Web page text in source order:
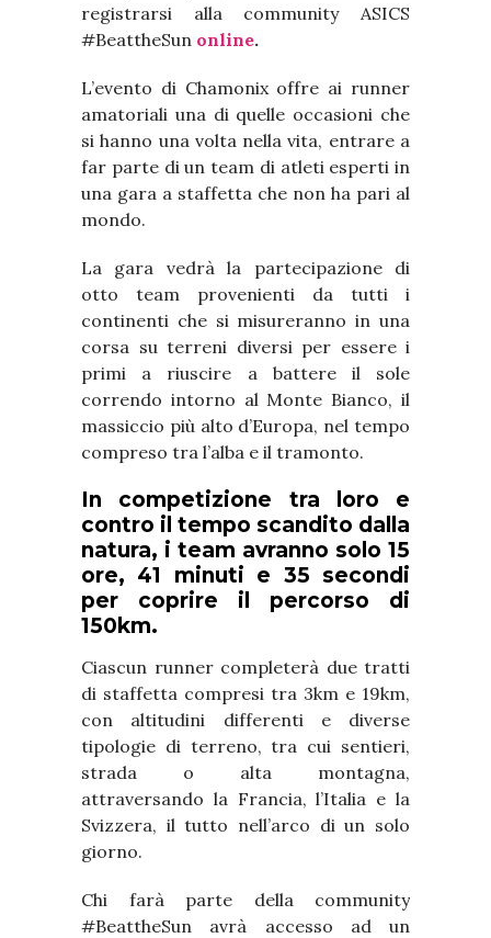
registrarsi alla community ASICS
#BeattheSun online.
L’evento di Chamonix offre ai runner
amatoriali una di quelle occasioni che
si hanno una volta nella vita, entrare a
far parte di un team di atleti esperti in
una gara a staffetta che non ha pari al
mondo.
La gara vedrà la partecipazione di
otto team provenienti da tutti i
continenti che si misureranno in una
corsa su terreni diversi per essere i
primi a riuscire a battere il sole
correndo intorno al Monte Bianco, il
massiccio più alto d’Europa, nel tempo
compreso tra l’alba e il tramonto.
In competizione tra loro e
contro il tempo scandito dalla
natura, i team avranno solo 15
ore, 41 minuti e 35 secondi
per coprire il percorso di
150km.
Ciascun runner completerà due tratti
di staffetta compresi tra 3km e 19km,
con altitudini differenti e diverse
tipologie di terreno, tra cui sentieri,
strada o alta montagna,
attraversando la Francia, l’Italia e la
Svizzera, il tutto nell’arco di un solo
giorno.
Chi farà parte della community
#BeattheSun avrà accesso ad un